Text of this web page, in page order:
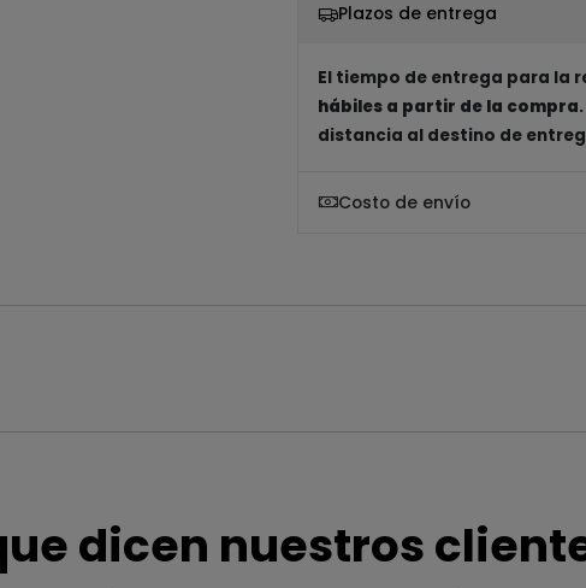
Plazos de entrega
El tiempo de entrega para la
hábiles a partir de la compra
distancia al destino de
Costo de envío
dicen nuestros